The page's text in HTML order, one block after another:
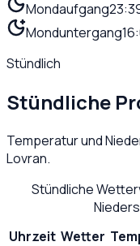
Mondaufgang
Monduntergang
Stündlich
Stündliche
Temperatur und
Lovran.
Stündliche
Uhrzeit Wetter